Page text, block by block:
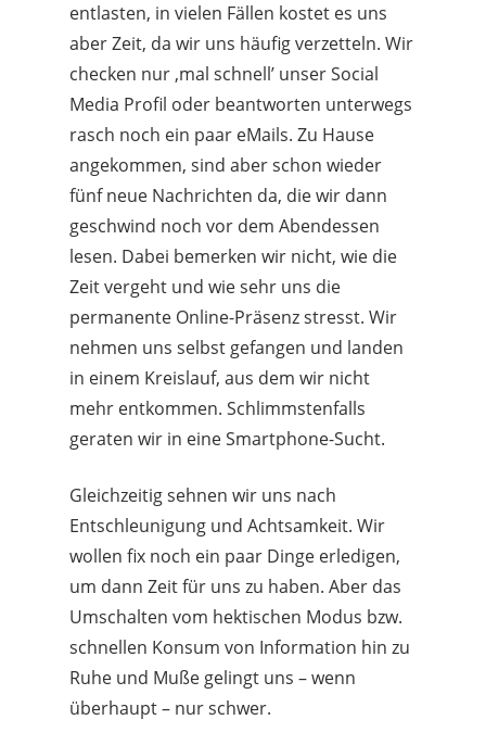
entlasten, in vielen Fällen kostet es uns
aber Zeit, da wir uns häufig verzetteln. Wir
checken nur ‚mal schnell’ unser Social
Media Profil oder beantworten unterwegs
rasch noch ein paar eMails. Zu Hause
angekommen, sind aber schon wieder
fünf neue Nachrichten da, die wir dann
geschwind noch vor dem Abendessen
lesen. Dabei bemerken wir nicht, wie die
Zeit vergeht und wie sehr uns die
permanente Online-Präsenz stresst. Wir
nehmen uns selbst gefangen und landen
in einem Kreislauf, aus dem wir nicht
mehr entkommen. Schlimmstenfalls
geraten wir in eine Smartphone-Sucht.
Gleichzeitig sehnen wir uns nach
Entschleunigung und Achtsamkeit. Wir
wollen fix noch ein paar Dinge erledigen,
um dann Zeit für uns zu haben. Aber das
Umschalten vom hektischen Modus bzw.
schnellen Konsum von Information hin zu
Ruhe und Muße gelingt uns – wenn
überhaupt – nur schwer.